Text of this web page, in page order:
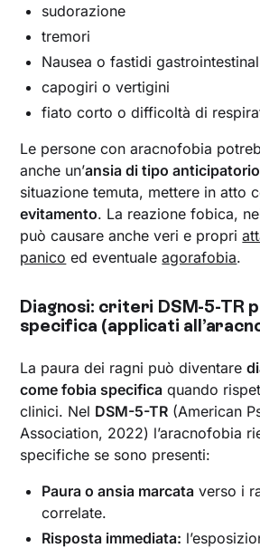
sudorazione
tremori
Nausea o fastidi
capogiri o vertigini
fiato corto o difficoltà di
Le persone con aracnofobia
anche un’ansia di tipo anticipatorio
situazione temuta, mettere in atto
evitamento. La reazione fobica,
può causare anche veri e propri
panico ed eventualeagorafobia.
Diagnosi: criteri DSM-5-TR
specifica (applicati
La paura dei ragni può diventare
come fobia specifica quando
clinici. Nel DSM-5-TR (American
Association, 2022) l’aracnofobia
specifiche se sono presenti:
Paura o ansia marcata verso i
correlate.
Risposta immediata: